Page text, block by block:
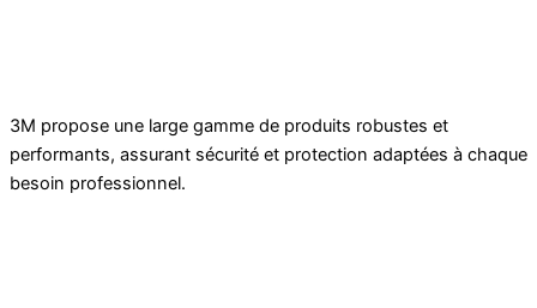
3M propose une large gamme de produits robustes et
performants, assurant sécurité et protection adaptées à chaque
besoin professionnel.